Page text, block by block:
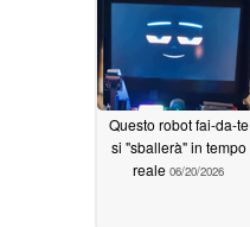
Questo robot fai-da-te
si "sballerà" in tempo
reale 06/20/2026